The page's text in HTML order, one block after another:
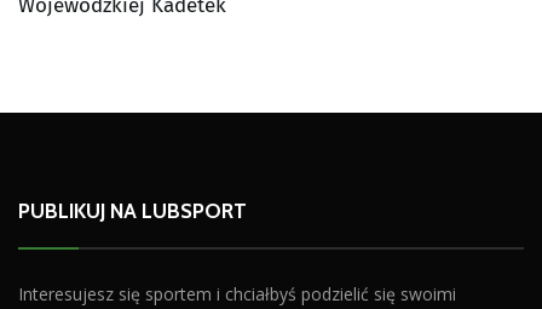
Wojewódzkiej Kadetek
PUBLIKUJ NA LUBSPORT
Interesujesz się sportem i chciałbyś podzielić się swoimi